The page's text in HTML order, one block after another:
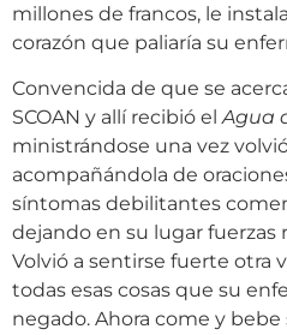
millones de francos, le
corazón que paliaría su
Convencida de que se
SCOAN y allí recibió elAgua
ministrándose una vez
acompañándola de
síntomas debilitantes
dejando en su lugar fuerzas
Volvió a sentirse fuerte otra
todas esas cosas que su
negado. Ahora come y